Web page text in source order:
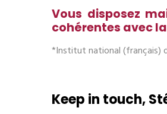
Vous disposez
cohérentes avec
*Institut national (français)
Keep